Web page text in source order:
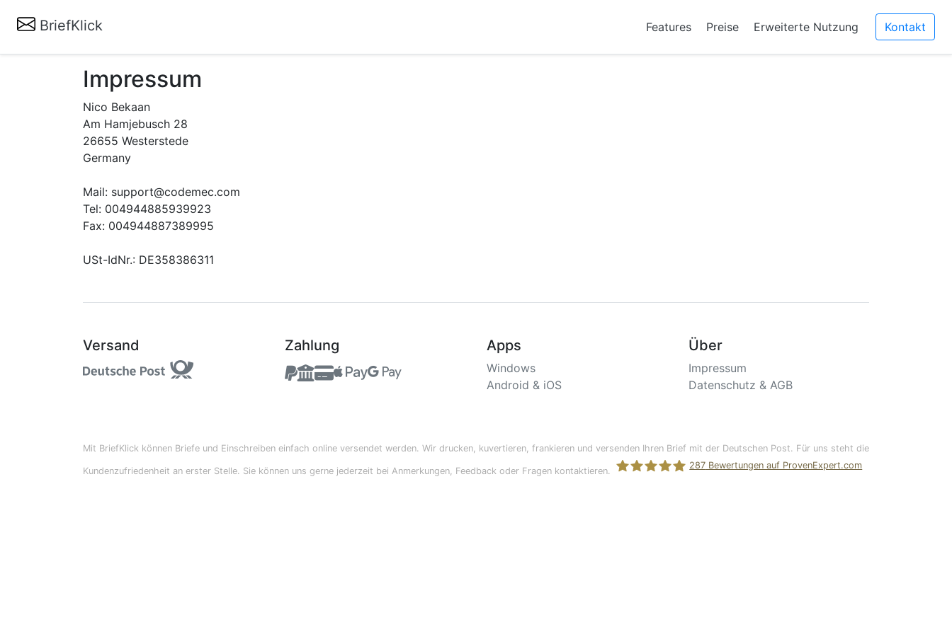
BriefKlick Features Preise Erweiterte Nutzung Kontakt
Impressum
Nico Bekaan
Am Hamjebusch 28
26655 Westerstede
Germany
Mail: support@codemec.com
Tel: 004944885939923
Fax: 004944887389995
USt-IdNr.: DE358386311
Versand Zahlung Apps
Windows
Android & iOS
Über
Impressum
Datenschutz & AGB
Mit BriefKlick können Briefe und Einschreiben einfach online versendet werden. Wir drucken, kuvertieren, frankieren und versenden Ihren Brief mit der Deutschen Post. Für uns steht die
Kundenzufriedenheit an erster Stelle. Sie können uns gerne jederzeit bei Anmerkungen, Feedback oder Fragen kontaktieren.
287 Bewertungen auf ProvenExpert.com